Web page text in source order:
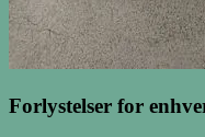
Forlystelser for